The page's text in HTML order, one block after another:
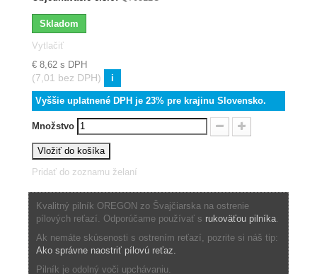
Skladom
Vytlačiť
€ 8,62 s DPH
(7,01 bez DPH) i
Vyššie uplatnené DPH je 23% pre krajinu Slovensko.
Množstvo
Vložiť do košíka
Pridať do zoznamu želaní
Kvalitný pilník OREGON zo Švajčiarska na ostrenie
pílových reťazí. Odporúčame používať s rukoväťou pilníka.
Ak nemáte skúsenosti s ostrením reťazí, pozrite si náš tip:
Ako správne naostriť pílovú reťaz.
Pilník je odolný voči upchávaniu.